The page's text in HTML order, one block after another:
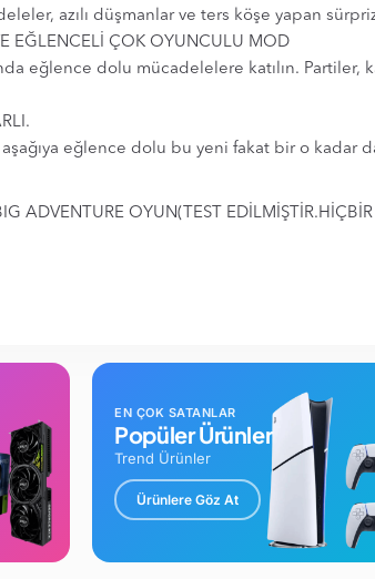
azılı düşmanlar ve ters köşe yapan
EĞLENCELİ ÇOK OYUNCULU MOD
eğlence dolu mücadelelere katılın.
eğlence dolu bu yeni fakat bir o
ADVENTURE OYUN(TEST
EN ÇOK SATANLAR
Popüler Ürünler
Trend Ürünler
Ürünlere Göz At